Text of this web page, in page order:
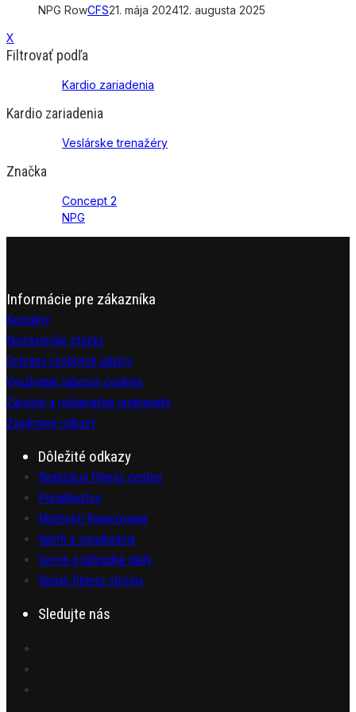
NPG RowCFS21. mája 202412. augusta 2025
X
Filtrovať podľa
Kardio zariadenia
Kardio zariadenia
Veslárske trenažéry
Značka
Concept 2
NPG
Informácie pre zákazníka
Kontakty
Najčastejšie otázky
Ochrana osobných údajov
Využívanie súborov cookies
Záručné a reklamačné podmienky
Zaujímavé odkazy
Dôležité odkazy
Realizácia fitness centier
Poradenstvo
Možnosti financovania
Návrh a vizualizácia
Servis a náhradné diely
Repas fitness strojov
Sledujte nás